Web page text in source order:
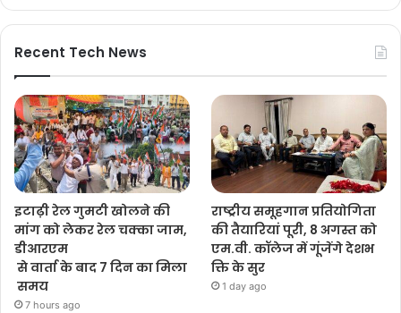
Recent Tech News
इटाढ़ी रेल गुमटी खोलने की
मांग को लेकर रेल चक्का जाम,
डीआरएम
से वार्ता के बाद 7 दिन का मिला
समय
7 hours ago
राष्ट्रीय समूहगान प्रतियोगिता
की तैयारियां पूरी, 8 अगस्त को
एम.वी. कॉलेज में गूंजेंगे देशभ
क्ति के सुर
1 day ago